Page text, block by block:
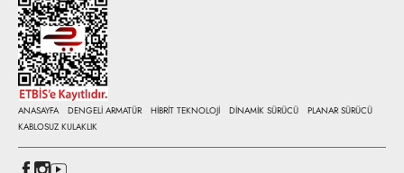
ANASAYFA DENGELİ ARMATÜR HİBRİT TEKNOLOJİ DİNAMİK SÜRÜCÜ
PLANAR SÜRÜCÜ
KABLOSUZ KULAKLIK